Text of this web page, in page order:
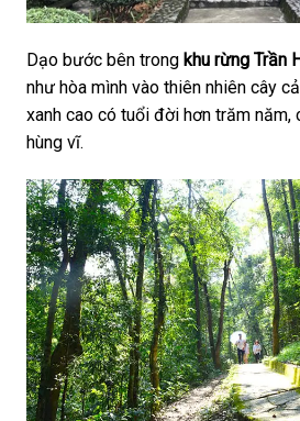
Dạo bước bên trong khu rừng Trần
như hòa mình vào thiên nhiên cây
xanh cao có tuổi đời hơn trăm năm,
hùng vĩ.